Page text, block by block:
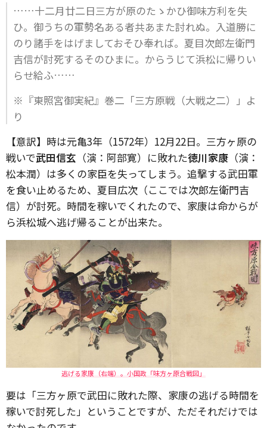
……十二月廿二日三方が原のたゝかひ御味方利を失
ひ。御うちの軍勢名ある者共あまた討れぬ。入道勝に
のり諸手をはげましておそひ奉れば。夏目次郎左衛門
吉信が討死するそのひまに。からうじて浜松に帰りい
らせ給ふ……
※『東照宮御実紀』巻二「三方原戦（大戦之二）」よ
り
【意訳】時は元亀3年（1572年）12月22日。三方ヶ原の
戦いで武田信玄 （演：阿部寛）に敗れた徳川家康 （演：
松本潤）は多くの家臣を失ってしまう。追撃する武田軍
を食い止めるため、夏目広次（ここでは次郎左衛門吉
信）が討死。時間を稼いでくれたので、家康は命からが
ら浜松城へ逃げ帰ることが出来た。
逃げる家康（右端）。小国政「味方ヶ原合戦図」
要は「三方ヶ原で武田に敗れた際、家康の逃げる時間を
稼いで討死した」ということですが、ただそれだけでは